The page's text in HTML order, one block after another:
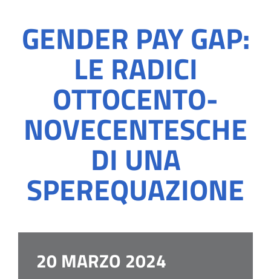
GENDER PAY GAP:
LE RADICI
OTTOCENTO-
NOVECENTESCHE
DI UNA
SPEREQUAZIONE
20 MARZO 2024